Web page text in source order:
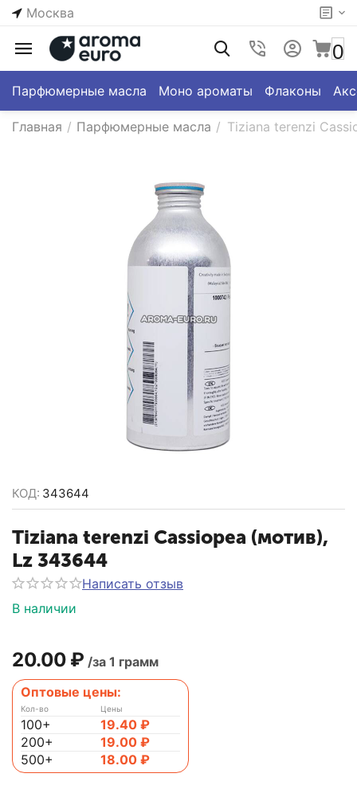
Москва
0
Парфюмерные масла Моно ароматы Флаконы
Главная / Парфюмерные масла / Tiziana terenzi
КОД: 343644
Tiziana terenzi Cassiopea (мотив),
Lz 343644
Написать отзыв
В наличии
20.00 ₽ /за 1 грамм
Оптовые цены:
Кол-во
100+
200+
500+
Цены
19.40 ₽
19.00 ₽
18.00 ₽